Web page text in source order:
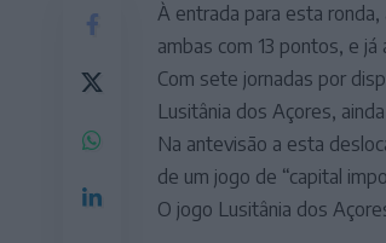
À entrada para esta
ambas com 13 pontos, e
Com sete jornadas por
Lusitânia dos Açores,
Na antevisão a esta
de um jogo de “capital
O jogo Lusitânia dos